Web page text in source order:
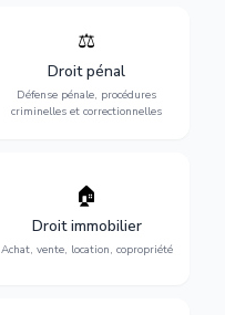
⚖️
Droit pénal
Défense pénale, procédures
criminelles et correctionnelles
Expertise en matière pénale,
vue jusqu'au procès, pour
toute affaire correctionnelle
ou criminelle.
🏠
Droit immobilier
Achat, vente, location, copropriété
Sécurisation de vos projets
immobiliers : achat, vente,
location, construction et
gestion de copropriété.